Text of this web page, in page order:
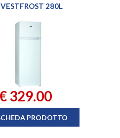
280L
€ 329.00
PRODOTTO